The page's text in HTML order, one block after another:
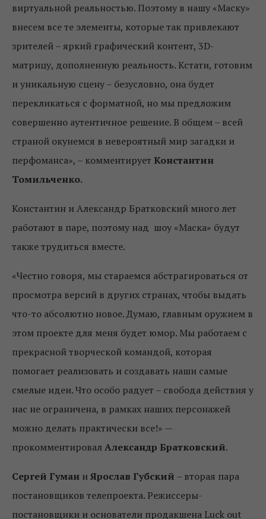
виртуальной реальностью. Поэтому в нашу «Маску»
внесем все те элементы, которые так привлекают
зрителей – яркий графический контент, 3D-
матрицу, дополненную реальность. Кстати, готовим
и уникальную сцену – безусловно, она будет
перекликаться с форматной, но мы предложим
совершенно аутентичное решение. В общем – всей
страной окунемся в невероятный мир загадки и
перфоманса», – комментирует Константин
Томильченко.
Константин и Александр Братковский много лет
работают в паре, поэтому над шоу «Маска» будут
также трудиться вместе.
«Честно говоря, мы стараемся абстрагироваться от
просмотра версий в других странах, чтобы выдать
что-то абсолютно новое. Думаю, главным оружием в
этом проекте для меня будет юмор. Мы работаем с
прекрасной творческой командой, которая
помогает реализовать и создавать наши самые
смелые идеи. Что особо радует – свобода действия у
нас не ограничена, в рамках наших персонажей
можно делать практически все!» —
прокомментировалАлександр Братковский.
Сергей Гуман иЯрослав Губский – вторая пара
постановщиков телепроекта. Режиссеры-
постановщики и основатели продакшена Luck out